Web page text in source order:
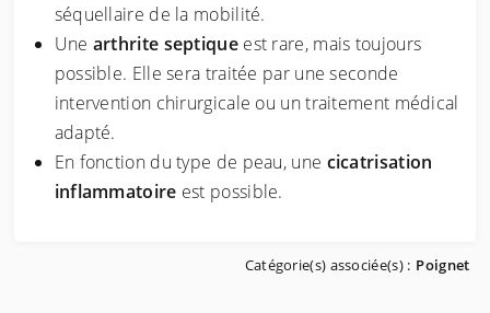
séquellaire de la mobilité.
Une arthrite septiqueest rare, mais toujours
possible. Elle sera traitée par une seconde
intervention chirurgicale ou un traitement médical
adapté.
En fonction du type de peau, une cicatrisation
inflammatoire est possible.
Catégorie(s) associée(s) : Poignet